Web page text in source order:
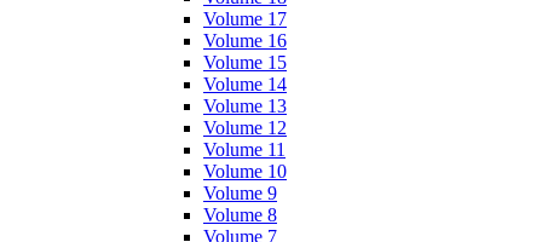
Volume 17
Volume 16
Volume 15
Volume 14
Volume 13
Volume 12
Volume 11
Volume 10
Volume 9
Volume 8
Volume 7